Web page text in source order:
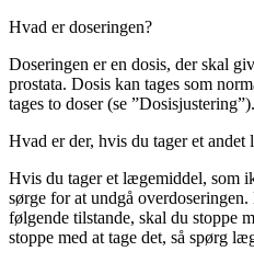
Hvad er doseringen?
Doseringen er en dosis, der skal
prostata. Dosis kan tages som
tages to doser (se ”Dosisjustering”).
Hvad er der, hvis du tager et andet
Hvis du tager et lægemiddel, som
sørge for at undgå
følgende tilstande, skal du stoppe
stoppe med at tage det, så spørg